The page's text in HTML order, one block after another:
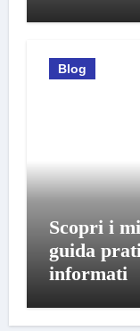
Blog
Scopri i
guida
informati